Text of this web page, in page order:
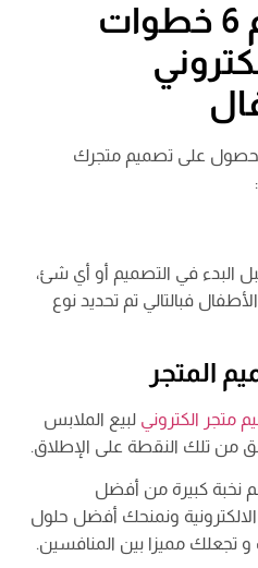
تعرف على اهم 6 خطوات
الحصول على تصميم متجرك
البدء في التصميم أو أي شئ،
فبالتالي تم تحديد نوع
متجر الكتروني لبيع الملابس
من تلك النقطة على الإطلاق.
نخبة كبيرة من أفضل
ونمنحك أفضل حلول
و تجعلك مميزا بين المنافسين.